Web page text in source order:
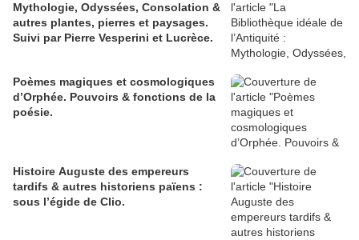
Mythologie, Odyssées, Consolation &
autres plantes, pierres et paysages.
Suivi par Pierre Vesperini et Lucrèce.
Poèmes magiques et cosmologiques
d’Orphée. Pouvoirs & fonctions de la
poésie.
Histoire Auguste des empereurs
tardifs & autres historiens païens :
sous l’égide de Clio.